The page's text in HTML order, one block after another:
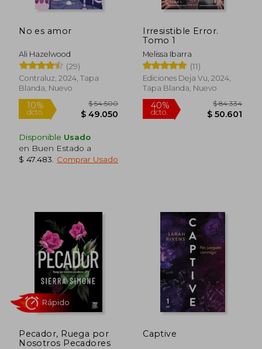
Rápido
40%
No es amor
Ali Hazelwood
(29)
Contraluz, 2024, Tapa
Blanda, Nuevo
Disponible Usado
en Buen Estado a
$ 47.483
Comprar Usado
Irresistible Error.
Tomo 1
Melissa Ibarra
(11)
Ediciones Deja Vu, 2024,
Tapa Blanda, Nuevo
Pecador, Ruega por
Nosotros Pecadores
Captive